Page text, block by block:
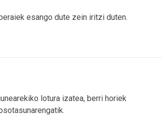
esango dute zein iritzi duten.
lotura izatea, berri horiek